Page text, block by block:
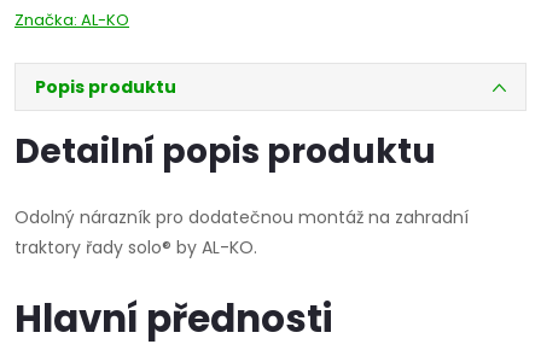
Značka: AL-KO
Popis produktu
Detailní popis produktu
Odolný nárazník pro dodatečnou montáž na zahradní
traktory řady solo® by AL-KO.
Hlavní přednosti